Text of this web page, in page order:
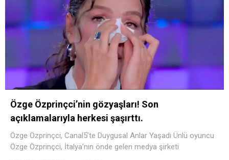
Özge Özprinçci’nin gözyaşları! Son
açıklamalarıyla herkesi şaşırttı.
Özge Özprinçci, Canal5’te Duygusal Anlar Yaşadı Ünlü oyuncu
Özge Özprinçci, İtalya’nın önde gelen medya şirketi